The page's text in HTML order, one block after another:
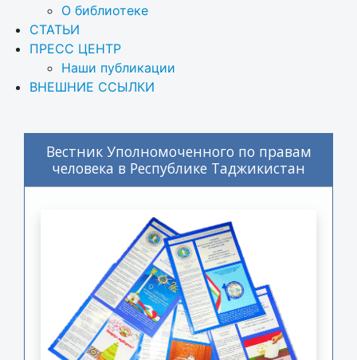
О библиотеке
СТАТЬИ
ПРЕСС ЦЕНТР
Наши публикации
ВНЕШНИЕ ССЫЛКИ
Вестник Уполномоченного по правам
человека в Республике Таджикистан